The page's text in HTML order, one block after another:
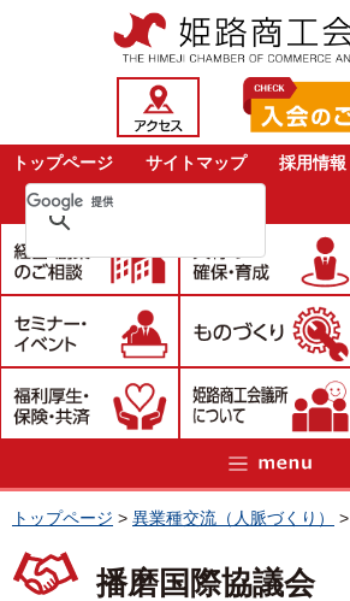
トップページ サイトマップ 採用情報
トップページ > 異業種交流（人脈づくり） >
播磨国際協議会